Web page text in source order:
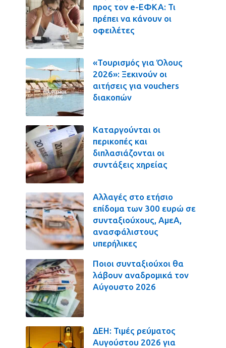
προς τον e-ΕΦΚΑ: Τι
πρέπει να κάνουν οι
οφειλέτες
«Τουρισμός για Όλους
2026»: Ξεκινούν οι
αιτήσεις για vouchers
διακοπών
Καταργούνται οι
περικοπές και
διπλασιάζονται οι
συντάξεις χηρείας
Αλλαγές στο ετήσιο
επίδομα των 300 ευρώ σε
συνταξιούχους, ΑμεΑ,
ανασφάλιστους
υπερήλικες
Ποιοι συνταξιούχοι θα
λάβουν αναδρομικά τον
Αύγουστο 2026
ΔΕΗ: Τιμές ρεύματος
Αυγούστου 2026 για